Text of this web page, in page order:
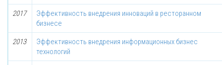
2017
Эффективность внедрения инноваций в ресторанном
бизнесе
2013
Эффективность внедрения информационных бизнес
технологий